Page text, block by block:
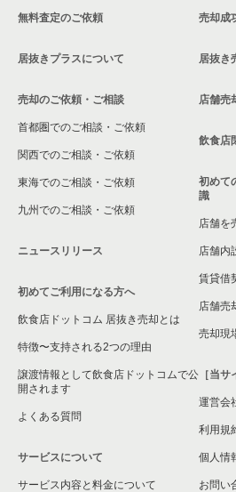
茅ヶ崎市の飲食店の居抜き売却物件の
川崎市麻生区の飲食店の居抜き売却物
相模原市中央区の飲食店の居抜き売却
横浜市保土ケ谷区の飲食店の居抜き売
横浜市旭区の飲食店の居抜き売却物件
横浜市緑区の飲食店の居抜き売却物件
平塚市の飲食店の居抜き売却物件の案
横浜市港南区の飲食店の居抜き売却物
横須賀市の飲食店の居抜き売却物件の
三浦市の飲食店の居抜き売却物件の案
藤沢市の飲食店の居抜き売却物件の案
横浜市栄区の飲食店の居抜き売却物件
無料査定のご依頼
居抜きプラスについて
売却のご依頼・ご相談
首都圏でのご相談・ご依頼
関西でのご相談・ご依頼
東海でのご相談・ご依頼
九州でのご相談・ご依頼
ニュースリリース
初めてご利用になる方へ
飲食店ドットコム 居抜き売却とは
特徴〜支持される2つの理由
譲渡情報として飲食店ドットコムで公
開されます
よくある質問
サービスについて
サービス内容と料金について
売却成
居抜き
店舗売
飲食店
初めて
識
店舗を
店舗内
賃貸借
店舗売
売却現
［当サ
運営会
利用規
個人情
お問い